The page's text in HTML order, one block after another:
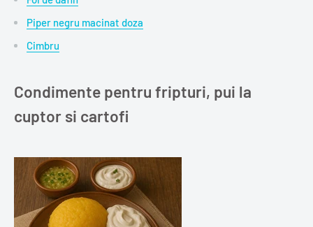
Piper negru macinat doza
Cimbru
Condimente pentru fripturi, pui la
cuptor si cartofi